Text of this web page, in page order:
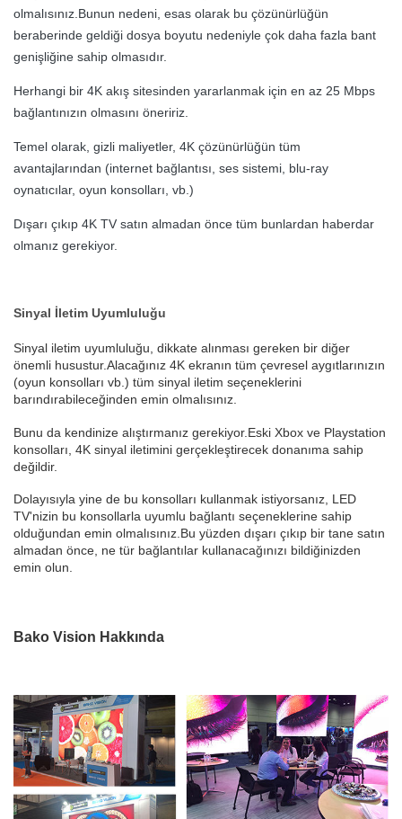
olmalısınız.Bunun nedeni, esas olarak bu çözünürlüğün
beraberinde geldiği dosya boyutu nedeniyle çok daha fazla bant
genişliğine sahip olmasıdır.
Herhangi bir 4K akış sitesinden yararlanmak için en az 25 Mbps
bağlantınızın olmasını öneririz.
Temel olarak, gizli maliyetler, 4K çözünürlüğün tüm
avantajlarından (internet bağlantısı, ses sistemi, blu-ray
oynatıcılar, oyun konsolları, vb.)
Dışarı çıkıp 4K TV satın almadan önce tüm bunlardan haberdar
olmanız gerekiyor.
Sinyal İletim Uyumluluğu
Sinyal iletim uyumluluğu, dikkate alınması gereken bir diğer
önemli husustur.Alacağınız 4K ekranın tüm çevresel aygıtlarınızın
(oyun konsolları vb.) tüm sinyal iletim seçeneklerini
barındırabileceğinden emin olmalısınız.
Bunu da kendinize alıştırmanız gerekiyor.Eski Xbox ve Playstation
konsolları, 4K sinyal iletimini gerçekleştirecek donanıma sahip
değildir.
Dolayısıyla yine de bu konsolları kullanmak istiyorsanız, LED
TV'nizin bu konsollarla uyumlu bağlantı seçeneklerine sahip
olduğundan emin olmalısınız.Bu yüzden dışarı çıkıp bir tane satın
almadan önce, ne tür bağlantılar kullanacağınızı bildiğinizden
emin olun.
Bako Vision Hakkında